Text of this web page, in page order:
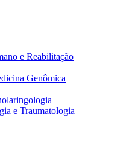
e Reabilitação
Genômica
e Traumatologia